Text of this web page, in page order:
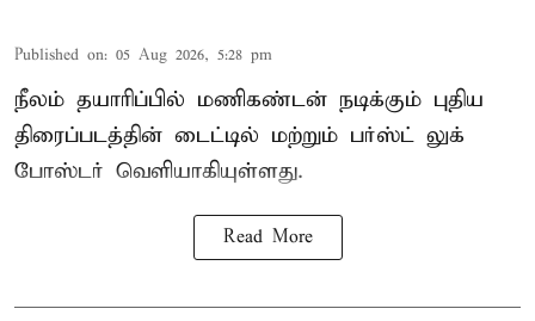
Published on: 05 Aug 2026, 5:28 pm
நீலம் தயாரிப்பில் மணிகண்டன் நடிக்கும் புதிய
திரைப்படத்தின் டைட்டில் மற்றும் பர்ஸ்ட் லுக்
போஸ்டர் வெளியாகியுள்ளது.
Read More